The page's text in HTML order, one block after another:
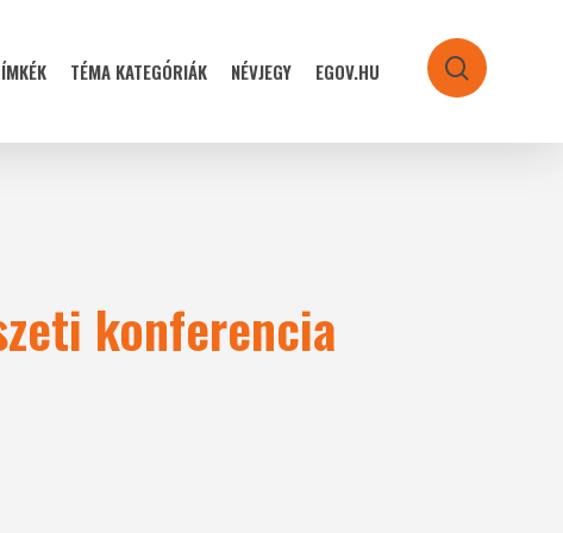
TÉMA KATEGÓRIÁK NÉVJEGY EGOV.HU search
konferencia